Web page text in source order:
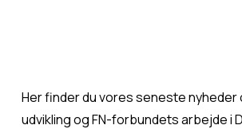
Her finder du vores seneste nyheder
udvikling og FN-forbundets arbejde i